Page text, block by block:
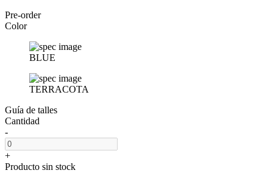
Pre-order
Color
BLUE
TERRACOTA
Guía de talles
Cantidad
-
+
Producto sin stock